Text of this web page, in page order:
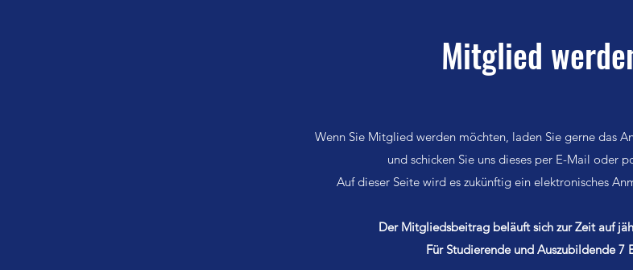
Mitglied
Wenn Sie Mitglied werden möchten, laden Sie gerne das
und schicken Sie uns dieses per E-Mail oder
Auf dieser Seite wird es zukünftig ein elektronisches
Der Mitgliedsbeitrag beläuft sich zur Zeit auf
Für Studierende und Auszubildende 7